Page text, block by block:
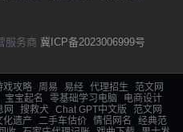
服务商 冀ICP备2023006999号
戏攻略 周易 易经 代理招生
范文网
宝宝起名 零基础学习电脑
电商设计
网 搜救犬 Chat GPT中文版
范文网
化遗产 二手车估价 情侣网名
经典范